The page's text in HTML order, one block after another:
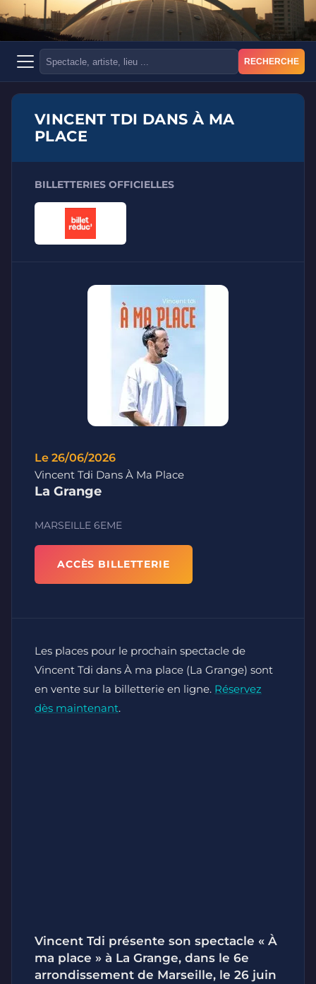
RECHERCHE
VINCENT TDI DANS À MA
PLACE
BILLETTERIES OFFICIELLES
Le 26/06/2026
Vincent Tdi Dans À Ma Place
La Grange
MARSEILLE 6EME
ACCÈS BILLETTERIE
Les places pour le prochain spectacle de
Vincent Tdi dans À ma place (La Grange) sont
en vente sur la billetterie en ligne. Réservez
dès maintenant.
Vincent Tdi présente son spectacle « À
ma place » à La Grange, dans le 6e
arrondissement de Marseille, le 26 juin